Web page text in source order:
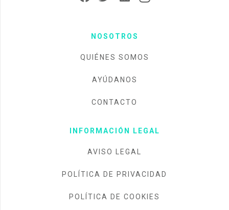
NOSOTROS
QUIÉNES SOMOS
AYÚDANOS
CONTACTO
INFORMACIÓN LEGAL
AVISO LEGAL
POLÍTICA DE PRIVACIDAD
POLÍTICA DE COOKIES